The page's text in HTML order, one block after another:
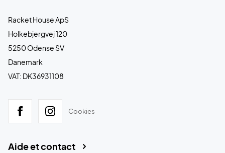
Racket House ApS
Holkebjergvej 120
5250 Odense SV
Danemark
VAT: DK36931108
Cookies
Aide et contact